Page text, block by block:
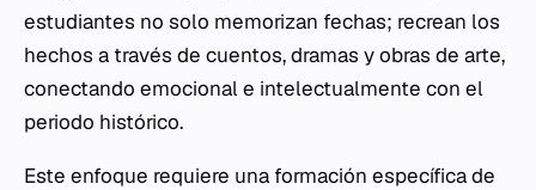
estudiantes no solo memorizan fechas; recrean los
hechos a través de cuentos, dramas y obras de arte,
conectando emocional e intelectualmente con el
periodo histórico.
Este enfoque requiere una formación específica de